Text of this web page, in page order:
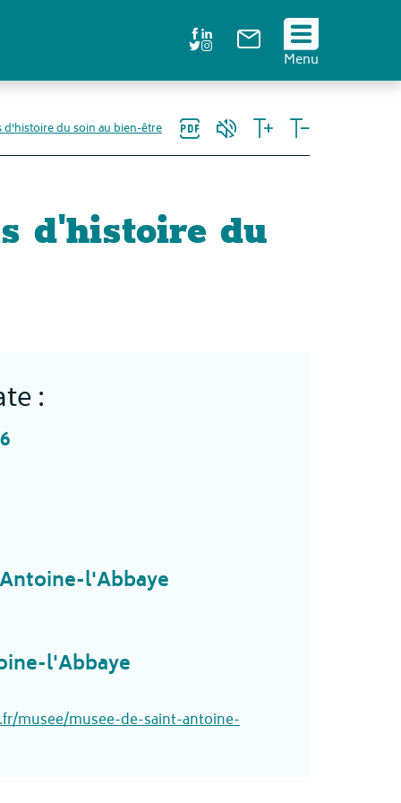
Suivez
!
Menu
du soin au bien-être
d'histoire du
:
l'Abbaye
l'Abbaye
musee/musee-de-saint-antoine-